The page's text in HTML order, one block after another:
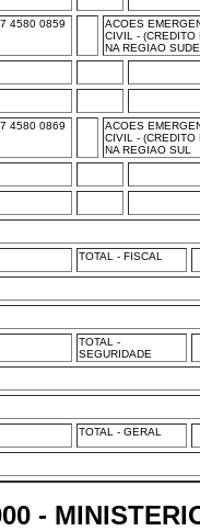
4580 0859
ACOES
CIVIL - (CREDITO
NA REGIAO
4580 0869
ACOES
CIVIL - (CREDITO
NA REGIAO SUL
TOTAL - FISCAL
TOTAL -
SEGURIDADE
TOTAL - GERAL
-